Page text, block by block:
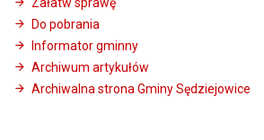
Załatw sprawę
Do pobrania
Informator gminny
Archiwum artykułów
Archiwalna strona Gminy Sędziejowice